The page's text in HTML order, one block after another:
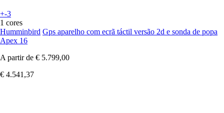
+-3
1 cores
Humminbird Gps aparelho com ecrã táctil versão 2d e sonda de popa
Apex 16
A partir de € 5.799,00
€ 4.541,37